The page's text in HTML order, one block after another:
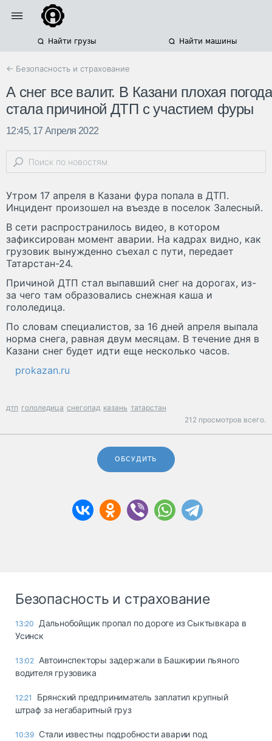
Найти грузы Найти машины
← Безопасность и страхование
А снег все валит. В Казани плохая погода
стала причиной ДТП с участием фуры
12:45, 17 Апреля 2022
Утром 17 апреля в Казани фура попала в ДТП.
Инцидент произошел на въезде в поселок Залесный.
В сети распространилось видео, в котором
зафиксирован момент аварии. На кадрах видно, как
грузовик вынужденно съехал с пути, передает
Татарстан-24.
Причиной ДТП стал выпавший снег на дорогах, из-
за чего там образовались снежная каша и
гололедица.
По словам специалистов, за 16 дней апреля выпала
норма снега, равная двум месяцам. В течение дня в
Казани снег будет идти еще несколько часов.
prokazan.ru
дтп гололедица снегопад казань татарстан
212 просмотров всего.
ОБСУДИТЬ
Безопасность и страхование
13:20
Дальнобойщик пропал по дороге из Сыктывкара в
Усинск
13:02 Автоинспекторы задержали в Башкирии пьяного
водителя грузовика
12:21
Брянский предприниматель заплатил крупный
штраф за негабаритный груз
10:39 Стали известны подробности аварии под